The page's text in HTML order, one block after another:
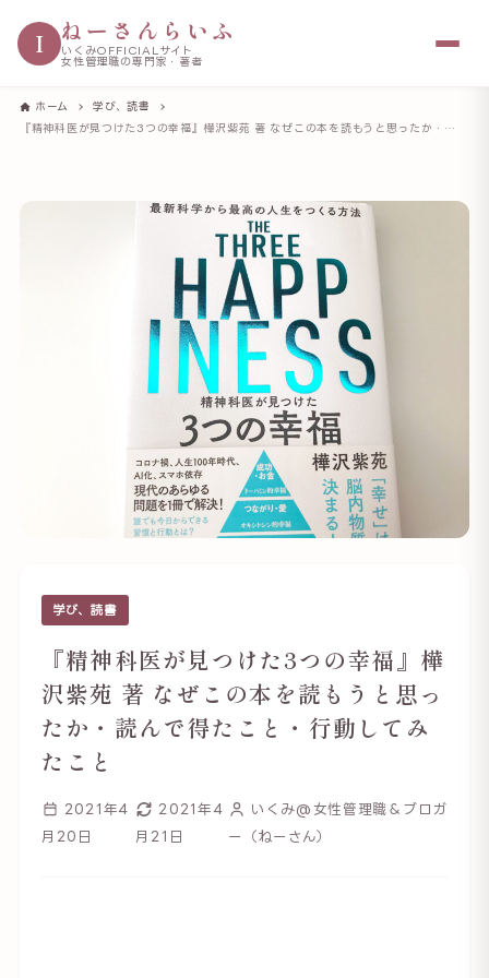
I ねーさんらいふ
いくみOFFICIALサイト
女性管理職の専門家・著者
ホーム
学び、読書
『精神科医が見つけた3つの幸福』樺沢紫苑 著 なぜこの本を読もうと思ったか・読んで得たこと・行動してみたこと
学び、読書
『精神科医が見つけた3つの幸福』樺
沢紫苑 著 なぜこの本を読もうと思っ
たか・読んで得たこと・行動してみ
たこと
2021年4
月20日
2021年4
月21日
いくみ@女性管理職＆ブロガ
ー（ねーさん）